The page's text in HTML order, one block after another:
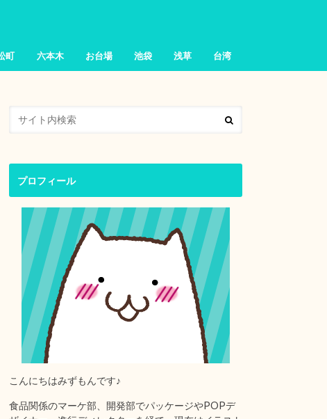
町 六本木 お台場 池袋 浅草 台湾
プロフィール
こんにちはみずもんです♪
食品関係のマーケ部、開発部でパッケージやPOPデ